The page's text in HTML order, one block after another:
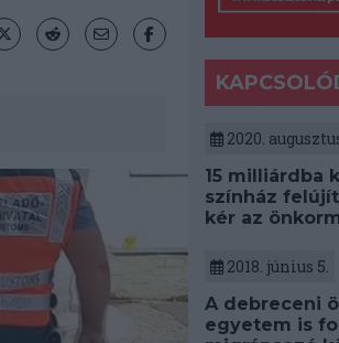
2020.
15 milliárdba
színház
kér az
2018. június 5.
A debreceni
egyetem is